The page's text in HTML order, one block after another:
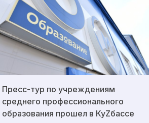
Пресс-тур по учреждениям
среднего профессионального
образования прошел в КуZбассе